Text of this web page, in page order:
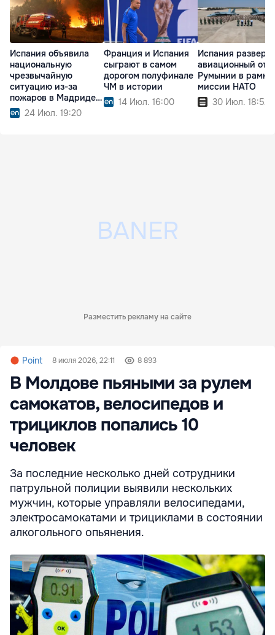
Испания объявила
национальную
чрезвычайную
ситуацию из-за
пожаров в Мадриде и
Авиле24 Июл. 19:20
Франция и Испания
сыграют в самом
дорогом полуфинале
ЧМ в истории
14 Июл. 16:00
Испания
авиационный
Румынии в
миссии НАТО
30 Июл. 18:52
Разместить рекламу на сайте
Point 8 июля 2026, 22:11 8 893
В Молдове пьяными за рулем
самокатов, велосипедов и
трициклов попались 10
человек
За последние несколько дней сотрудники
патрульной полиции выявили нескольких
мужчин, которые управляли велосипедами,
электросамокатами и трициклами в состоянии
алкогольного опьянения.